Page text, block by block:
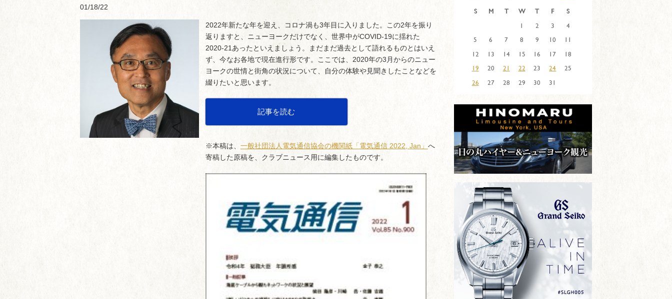
01/18/22
2022年新たな年を迎え、コロナ渦も3年目に入りました。この2年を振り
返りますと、ニューヨークだけでなく、世界中がCOVID-19に揺れた
2020-21あったといえましょう。まだまだ過去として語れるものとはいえ
ず、今なお各地で現在進行形です。ここでは、2020年の3月からのニュー
ヨークの世情と街角の状況について、自分の体験や見聞きしたことなどを
綴りたいと思います。
記事を読む
※本稿は、 一般社団法人電気通信協会の機関紙「電気通信 2022, Jan」 へ
寄稿した原稿を、クラブニュース用に編集したものです。
S M T W T F
S
1
2 3
4
5
6 7 8 9 10
11
12
13 14 15 16 17
18
19
20 21 22 23 24
25
26
27 28 29 30 31